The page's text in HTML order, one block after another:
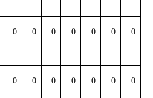
0 0 0 0 0 0 0
0 0 0 0 0 0 0